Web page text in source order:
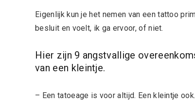
Eigenlijk kun je het nemen van een tattoo
besluit en voelt, ik ga ervoor, of niet.
Hier zijn 9 angstvallige
van een kleintje.
– Een tatoeage is voor altijd. Een kleintje